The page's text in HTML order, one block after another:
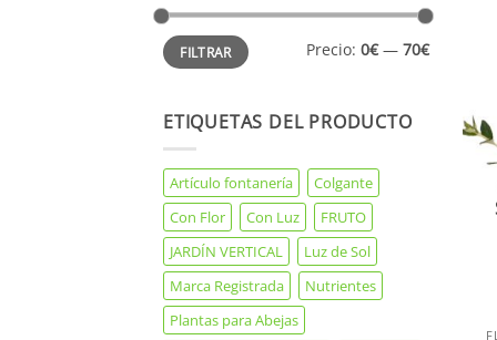
Precio
mínimo
Precio
máximo
FILTRAR Precio: 0€— 70€
ETIQUETAS DEL PRODUCTO
Artículo fontanería
Colgante
Con Flor
Con Luz
FRUTO
JARDÍN VERTICAL
Luz de Sol
Marca Registrada
Nutrientes
Plantas para Abejas